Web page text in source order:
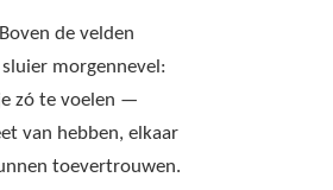
Boven de velden
sluier morgennevel:
zó te voelen —
van hebben, elkaar
toevertrouwen.